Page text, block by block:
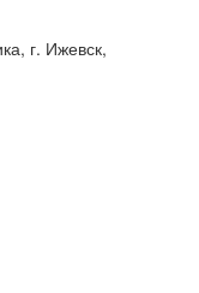
г. Ижевск,